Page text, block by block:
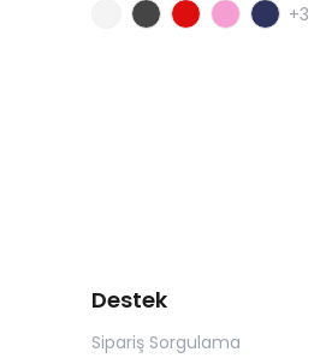
+3
Destek
Sipariş Sorgulama